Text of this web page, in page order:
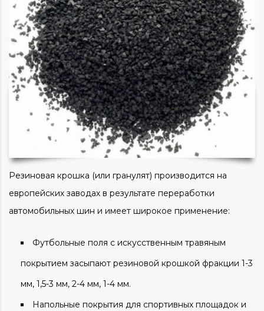
Резиновая крошка (или гранулят) производится на
европейских заводах в результате переработки
автомобильных шин и имеет широкое применение:
Футбольные поля с искусственным травяным
покрытием засыпают резиновой крошкой фракции 1-3
мм, 1,5-3 мм, 2-4 мм, 1-4 мм.
Напольные покрытия для спортивных площадок и